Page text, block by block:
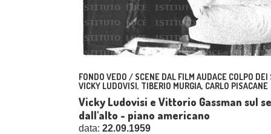
FONDO VEDO / SCENE DAL FILM AUDACE COLPO
VICKY LUDOVISI, TIBERIO MURGIA, CARLO PISACANE
Vicky Ludovisi e Vittorio Gassman sul
dall'alto - piano americano
data: 22.09.1959